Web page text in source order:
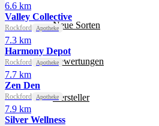
Neue Sorten
Bewertungen
Hersteller
6.6 km
Valley Collective
Rockford Apotheke
7.3 km
Harmony Depot
Rockford Apotheke
7.7 km
Zen Den
Rockford Apotheke
7.9 km
Silver Wellness